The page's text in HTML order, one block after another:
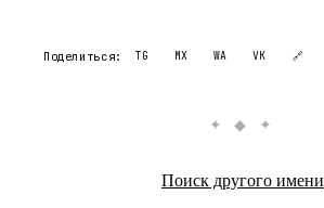
Поделиться: TG MX WA VK 🔗
✦ ◆ ✦
Поиск другого имени